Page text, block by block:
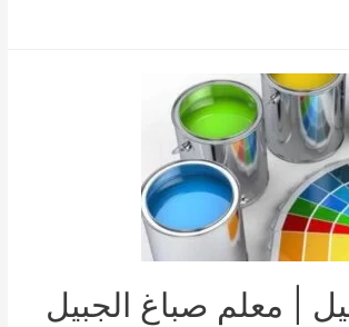
| معلم صباغ الجبيل